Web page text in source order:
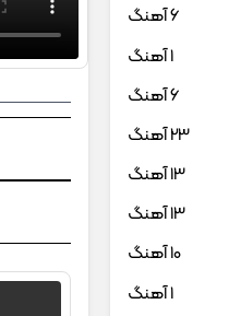
6 آهنگ
1 آهنگ
6 آهنگ
23 آهنگ
13 آهنگ
13 آهنگ
10 آهنگ
1 آهنگ